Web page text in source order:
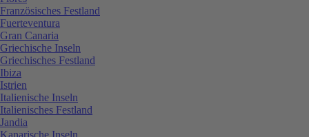
Französisches Festland
Fuerteventura
Gran Canaria
Griechische Inseln
Griechisches Festland
Ibiza
Istrien
Italienische Inseln
Italienisches Festland
Jandia
Kanarische Inseln